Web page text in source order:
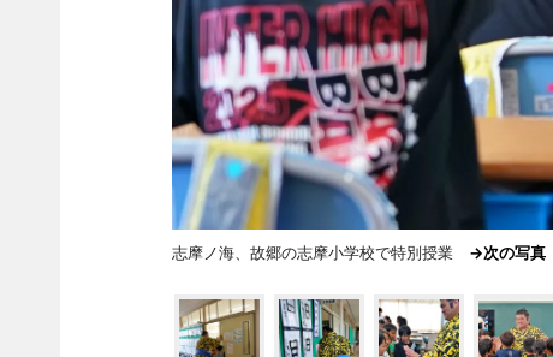
志摩ノ海、故郷の志摩小学校で特別授業 →次の写真